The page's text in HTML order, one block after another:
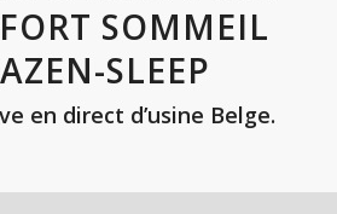
SOMMEIL
SLEEP
en direct d’usine Belge.